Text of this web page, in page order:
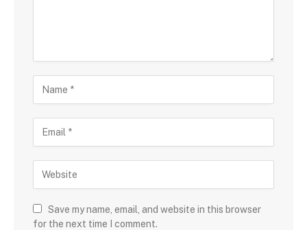
Save my name, email, and website in this browser
for the next time I comment.